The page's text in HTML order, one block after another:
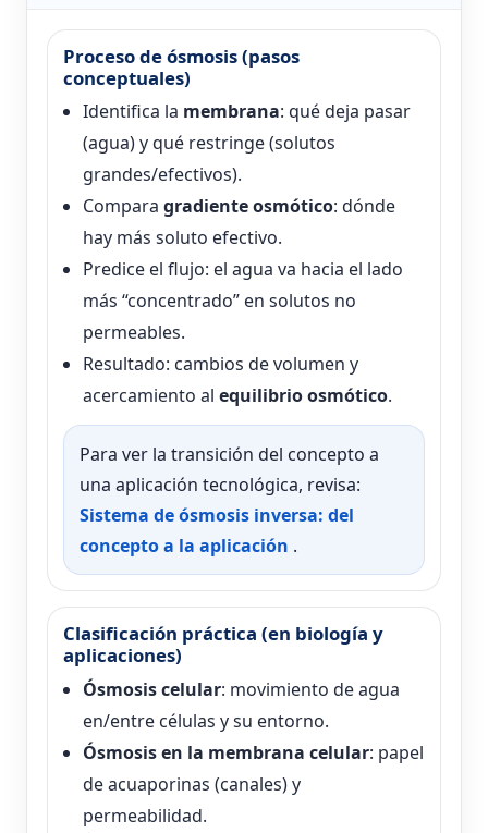
Proceso de ósmosis (pasos
conceptuales)
Identifica la membrana: qué deja pasar
(agua) y qué restringe (solutos
grandes/efectivos).
Compara gradiente osmótico: dónde
hay más soluto efectivo.
Predice el flujo: el agua va hacia el lado
más “concentrado” en solutos no
permeables.
Resultado: cambios de volumen y
acercamiento al equilibrio osmótico.
Para ver la transición del concepto a
una aplicación tecnológica, revisa:
Sistema de ósmosis inversa: del
concepto a la aplicación .
Clasificación práctica (en biología y
aplicaciones)
Ósmosis celular: movimiento de agua
en/entre células y su entorno.
Ósmosis en la membrana celular: papel
de acuaporinas (canales) y
permeabilidad.